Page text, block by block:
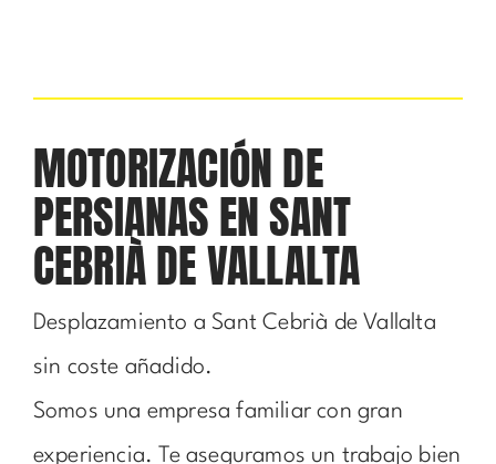
MOTORIZACIÓN DE
PERSIANAS EN SANT
CEBRIÀ DE VALLALTA
Desplazamiento a Sant Cebrià de Vallalta
sin coste añadido.
Somos una empresa familiar con gran
experiencia. Te aseguramos un trabajo bien